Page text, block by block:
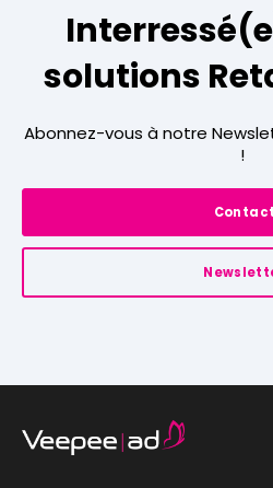
solutions
Abonnez-vous à notre
!
Contact